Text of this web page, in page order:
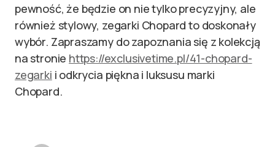
pewność, że będzie on nie tylko precyzyjny, ale
również stylowy, zegarki Chopard to doskonały
wybór. Zapraszamy do zapoznania się z kolekcją
na stronie https://exclusivetime.pl/41-chopard-
zegarki i odkrycia piękna i luksusu marki
Chopard.